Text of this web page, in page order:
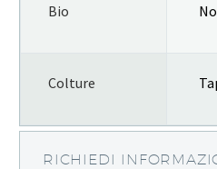
Bio No
Colture
RICHIEDI